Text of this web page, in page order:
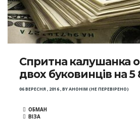
Спритна калушанка
двох буковинців на 5
06 ВЕРЕСНЯ , 2016,BYАНОНІМ (НЕ ПЕРЕВІРЕНО)
ОБМАН
ВІЗА